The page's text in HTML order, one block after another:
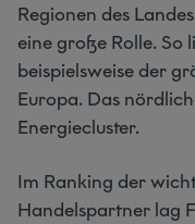
Regionen des
eine große Rolle. So
beispielsweise der
Europa. Das
Energiecluster.
Im Ranking der
Handelspartner lag